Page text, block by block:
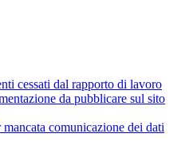
cessati dal rapporto di lavoro
da pubblicare sul sito
mancata comunicazione dei dati